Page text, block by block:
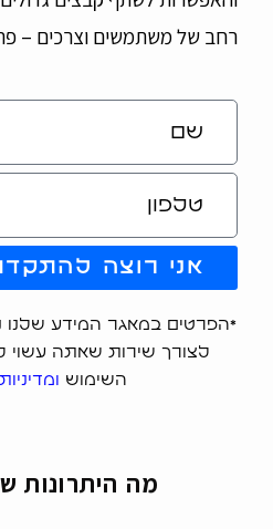
רחב של משתמשים וצרכים –
אני רוצה
*הפרטים במאגר המידע שלנו
לצורך שירות שאתה
השימוש
מה היתרונות